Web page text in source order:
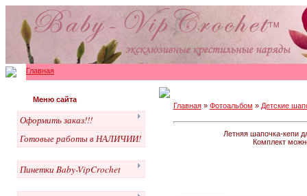
Главная
Меню сайта
Оформить заказ!!!
Готовые работы в НАЛИЧИИ!
Пинетки Baby-VipCrochet
Главная» Фотоальбом » Детские
Летняя шапочка-кепи
Комплект